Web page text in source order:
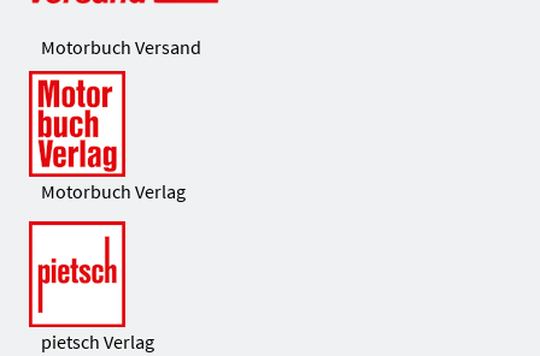
Motorbuch Versand
Motorbuch Verlag
pietsch Verlag